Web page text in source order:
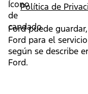
Política de
Ford puede
Ford para el
según se describe
Ford.